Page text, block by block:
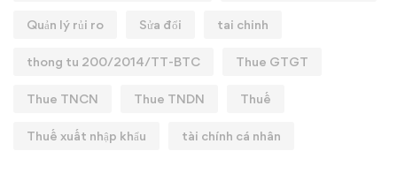
Quản lý rủi ro Sửa đổi tai chinh
thong tu 200/2014/TT-BTC Thue GTGT
Thue TNCN Thue TNDN Thuế
Thuế xuất nhập khẩu tài chính cá nhân